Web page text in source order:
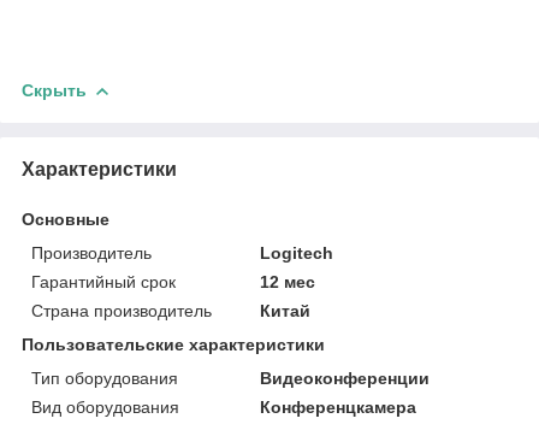
Скрыть
Характеристики
Основные
Производитель
Logitech
Гарантийный срок
12 мес
Страна производитель
Китай
Пользовательские характеристики
Тип оборудования
Видеоконференции
Вид оборудования
Конференцкамера